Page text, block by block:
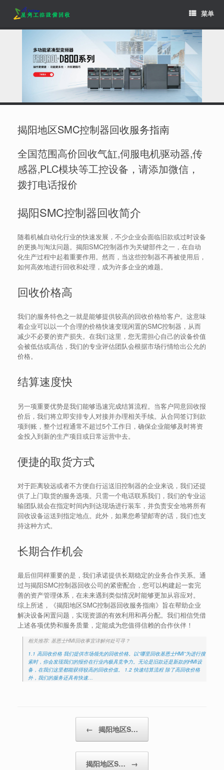
content
菜单
揭阳地区SMC控制器回收服务指南
全国范围高价回收气缸,伺服电机驱动器,传
感器,PLC模块等工控设备，请添加微信，
拨打电话报价
揭阳SMC控制器回收简介
随着机械自动化行业的快速发展，不少企业会面临旧款或过时设备
的更换与淘汰问题。揭阳SMC控制器作为关键部件之一，在自动
化生产过程中起着重要作用。然而，当这些控制器不再被使用后，
如何高效地进行回收和处理，成为许多企业的难题。
回收价格高
我们的服务特色之一就是能够提供较高的回收价格给客户。这意味
着企业可以以一个合理的价格快速变现闲置的SMC控制器，从而
减少不必要的资产损失。在我们这里，您无需担心自己的设备价值
会被低估或高估，我们的专业评估团队会根据市场行情给出公允的
价格。
结算速度快
另一项重要优势是我们能够迅速完成结算流程。当客户同意回收报
价后，我们将立即安排专人对接并办理相关手续。从合同签订到款
项到账，整个过程通常不超过5个工作日，确保企业能够及时将资
金投入到新的生产项目或日常运营中去。
便捷的取货方式
对于距离较远或者不方便自行运送旧控制器的企业来说，我们还提
供了上门取货的服务选项。只需一个电话联系我们，我们的专业运
输团队就会在指定时间内到达现场进行装车，并负责安全地将所有
回收设备运送到指定地点。此外，如果您希望邮寄的话，我们也支
持这种方式。
长期合作机会
最后但同样重要的是，我们承诺提供长期稳定的业务合作关系。通
过与揭阳SMC控制器回收公司的紧密配合，您可以构建起一套完
善的资产管理体系，在未来遇到类似情况时能够更加从容应对。
综上所述，《揭阳地区SMC控制器回收服务指南》旨在帮助企业
解决设备闲置问题，实现资源的有效利用和再分配。我们相信凭借
上述各项优势和服务质量，定能成为您值得信赖的合作伙伴！
相关推荐: 基恩士HMI回收事宜详解何处可寻？
1.1 高回收价格 我们提供市场领先的回收价格。以“哪里回收基恩士HMI”为进行搜
索时，你会发现我们的报价在行业内极具竞争力。无论是旧款还是新款的HMI设
备，在我们这里都能获得较高的回收价值。 1.2 快速结算流程 除了高回收价格
外，我们的服务还具有快速…
← 揭阳地区S…
揭阳地区S… →